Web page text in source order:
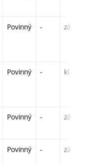
Povinný - zá,zk
Povinný - kl
Povinný - zá,zk
Povinný - zá,zk